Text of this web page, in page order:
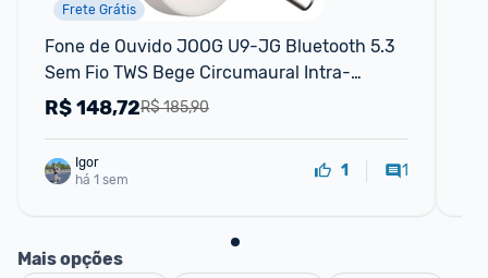
Frete Grátis
Fone de Ouvido JOOG U9-JG Bluetooth 5.3
Sem Fio TWS Bege Circumaural Intra-
auricular Cancelamento de Ruído Ativo,
R$ 185,90
R$148,72
Igor
há 1 sem
1 1
Mais opções